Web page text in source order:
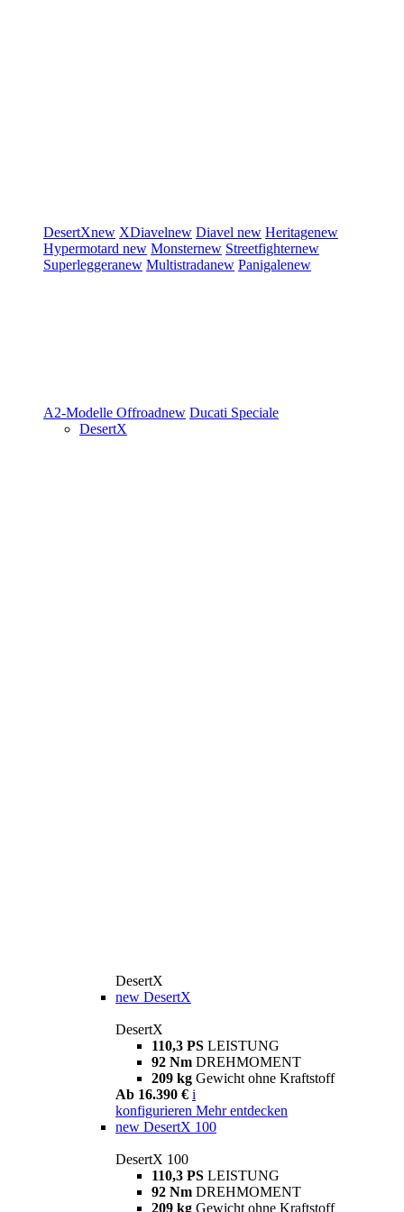
DesertXnew XDiavelnew Diavel new Heritagenew
Hypermotard new Monsternew Streetfighternew
Superleggeranew Multistradanew Panigalenew
A2-Modelle Offroadnew Ducati Speciale
DesertX
DesertX
new DesertX
DesertX
110,3 PS LEISTUNG
92 Nm DREHMOMENT
209 kg Gewicht ohne Kraftstoff
Ab 16.390 € i
konfigurieren Mehr entdecken
new DesertX 100
DesertX 100
110,3 PS LEISTUNG
92 Nm DREHMOMENT
209 kg Gewicht ohne Kraftstoff